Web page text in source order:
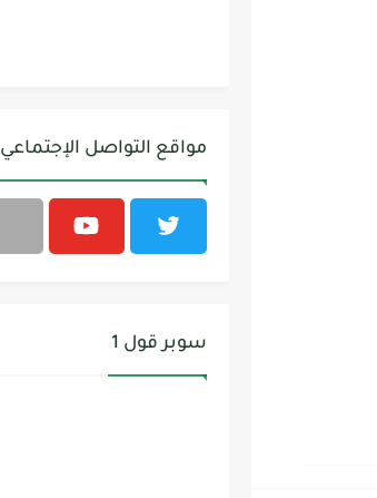
مواقع التواصل الإجتماعي
سوبر قول 1